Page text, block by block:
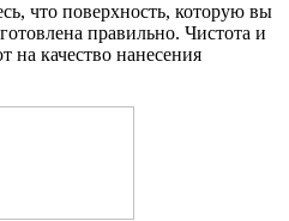
что поверхность, которую вы
правильно. Чистота и
на качество нанесения